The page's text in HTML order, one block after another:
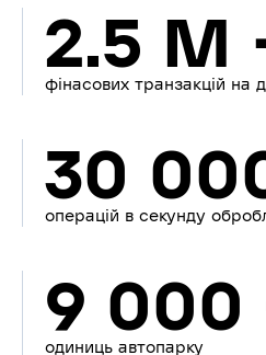
2.5 M
фінасових транзакцій на
30
операцій в секунду
9 000
одиниць автопарку